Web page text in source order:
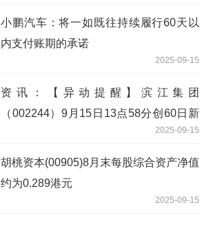
小鹏汽车：将一如既往持续履行60天以
内支付账期的承诺
2025-09-15
资讯：【异动提醒】滨江集团
（002244）9月15日13点58分创60日新
2025-09-15
胡桃资本(00905)8月末每股综合资产净值
约为0.289港元
2025-09-15